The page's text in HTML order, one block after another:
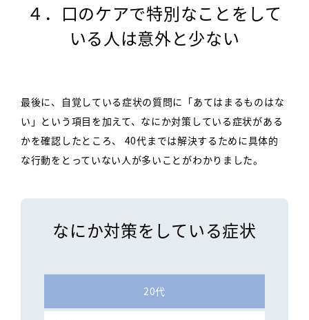
４．口のケアで特別なことを して
いる人は意外と少ない
最後に、自覚している症状の質問に「あてはまるものはな
い」という項目を加えて、なにか対策している症状がある
かを確認したところ、
40代までは解決するために具体的
な行動をとっていない人が多いことがわかりました。
なにか対策をしている症状
20代